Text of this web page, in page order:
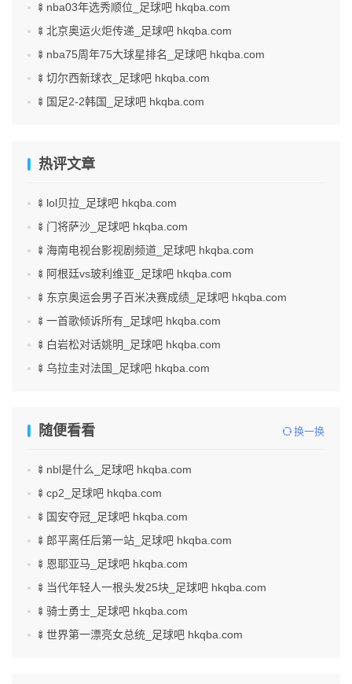
🍢nba03年选秀顺位_足球吧 hkqba.com
🍢北京奥运火炬传递_足球吧 hkqba.com
🍢nba75周年75大球星排名_足球吧 hkqba.com
🍢切尔西新球衣_足球吧 hkqba.com
🍢国足2-2韩国_足球吧 hkqba.com
热评文章
🍢lol贝拉_足球吧 hkqba.com
🍢门将萨沙_足球吧 hkqba.com
🍢海南电视台影视剧频道_足球吧 hkqba.com
🍢阿根廷vs玻利维亚_足球吧 hkqba.com
🍢东京奥运会男子百米决赛成绩_足球吧 hkqba.com
🍢一首歌倾诉所有_足球吧 hkqba.com
🍢白岩松对话姚明_足球吧 hkqba.com
🍢乌拉圭对法国_足球吧 hkqba.com
随便看看 换一换
🍢nbl是什么_足球吧 hkqba.com
🍢cp2_足球吧 hkqba.com
🍢国安夺冠_足球吧 hkqba.com
🍢郎平离任后第一站_足球吧 hkqba.com
🍢恩耶亚马_足球吧 hkqba.com
🍢当代年轻人一根头发25块_足球吧 hkqba.com
🍢骑士勇士_足球吧 hkqba.com
🍢世界第一漂亮女总统_足球吧 hkqba.com